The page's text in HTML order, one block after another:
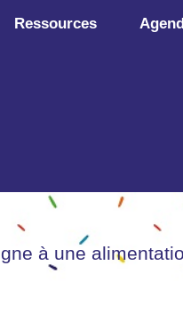
Ressources
à une